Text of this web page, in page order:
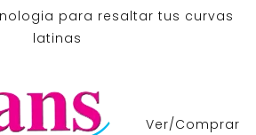
para resaltar tus curvas
latinas
Ver/Comprar